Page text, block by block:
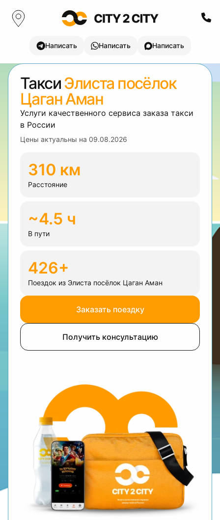
Написать Написать Написать
Такси Элиста посёлок
Цаган Аман
Услуги качественного сервиса заказа такси
в России
Цены актуальны на 09.08.2026
310 км
Расстояние
~4.5 ч
В пути
426+
Поездок из Элиста посёлок Цаган Аман
Заказать поездку
Получить консультацию